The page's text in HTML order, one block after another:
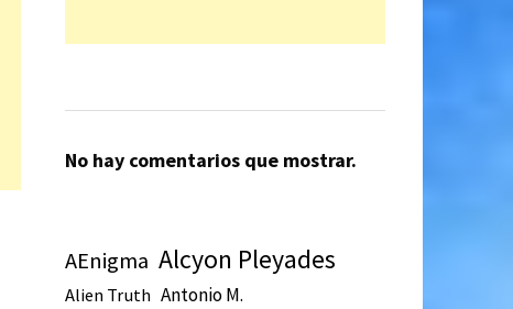
No hay comentarios que mostrar.
AEnigma Alcyon Pleyades
Alien Truth Antonio M.